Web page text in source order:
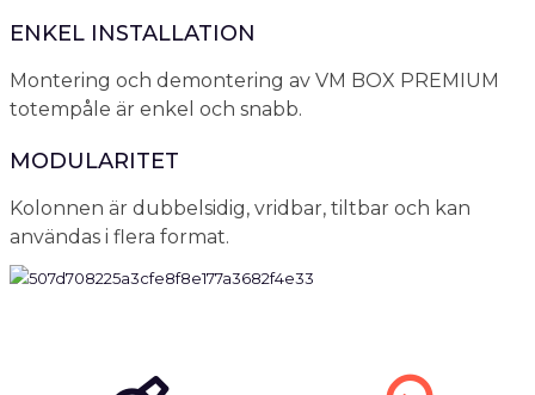
ENKEL INSTALLATION
Montering och demontering av VM BOX PREMIUM
totempåle är enkel och snabb.
MODULARITET
Kolonnen är dubbelsidig, vridbar, tiltbar och kan
användas i flera format.